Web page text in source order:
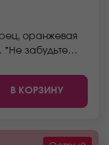
оранжевая
*Не забудьте
вид блюда
В КОРЗИНУ